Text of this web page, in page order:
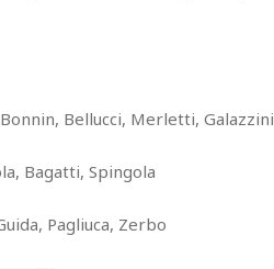
Bellucci, Merletti, Galazzini
Bagatti, Spingola
Pagliuca, Zerbo